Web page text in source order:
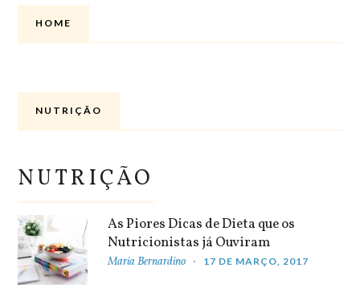
HOME
NUTRIÇÃO
NUTRIÇÃO
As Piores Dicas de Dieta que os
Nutricionistas já Ouviram
Maria Bernardino 17 DE MARÇO, 2017